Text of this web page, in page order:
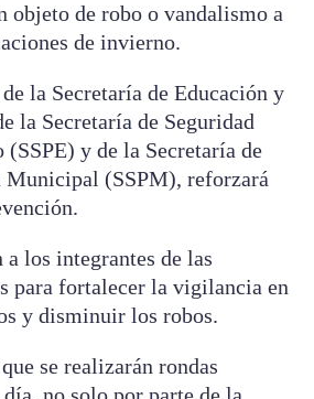
objeto de robo o vandalismo a
de invierno.
la Secretaría de Educación y
la Secretaría de Seguridad
(SSPE) y de la Secretaría de
Municipal (SSPM), reforzará
los integrantes de las
para fortalecer la vigilancia en
y disminuir los robos.
se realizarán rondas